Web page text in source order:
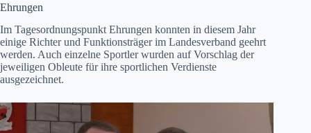
Ehrungen
Im Tagesordnungspunkt Ehrungen konnten in diesem Jahr
einige Richter und Funktionsträger im Landesverband geehrt
werden. Auch einzelne Sportler wurden auf Vorschlag der
jeweiligen Obleute für ihre sportlichen Verdienste
ausgezeichnet.